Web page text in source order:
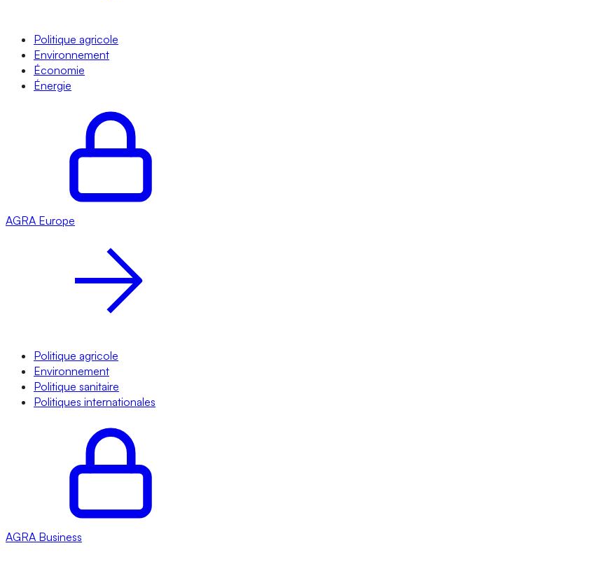
Politique agricole
Environnement
Économie
Énergie
AGRA Europe
Politique agricole
Environnement
Politique sanitaire
Politiques internationales
AGRA Business